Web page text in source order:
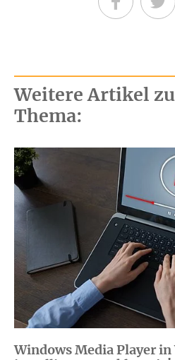
Teilen auf
Weitere Artikel
Thema:
Windows Media Player in